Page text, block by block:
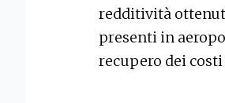
redditività
presenti in
recupero dei